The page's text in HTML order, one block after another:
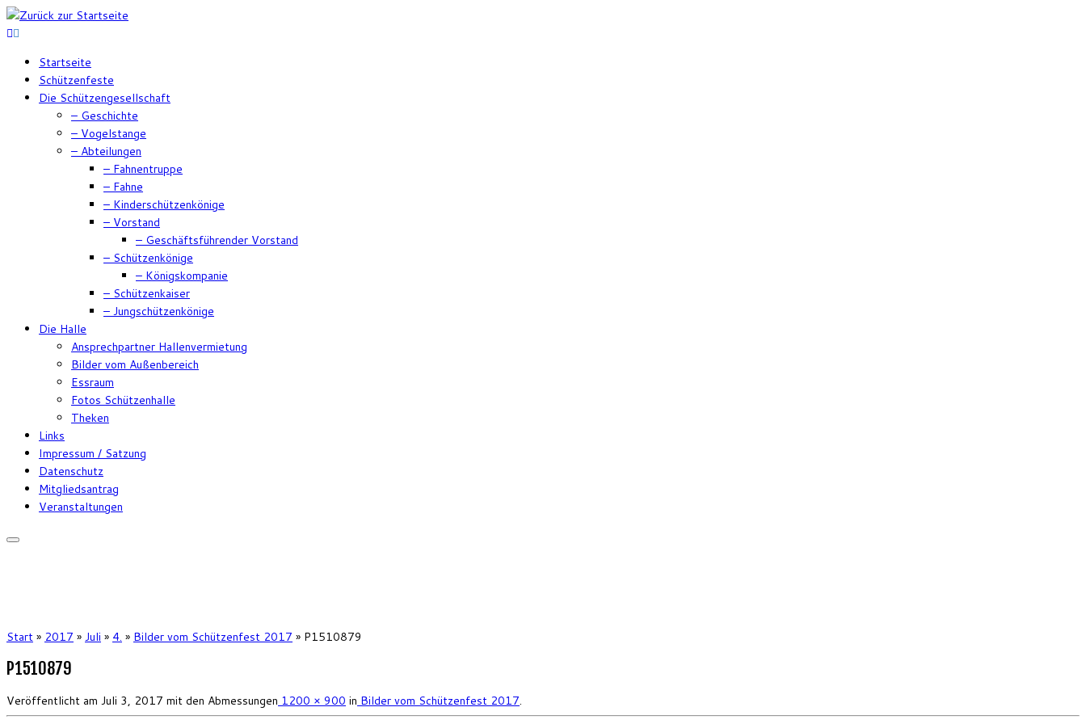
Zum
Inhalt
Startseite
Schützenfeste
Die Schützengesellschaft
– Geschichte
– Vogelstange
– Abteilungen
– Fahnentruppe
– Fahne
– Kinderschützenkönige
– Vorstand
– Geschäftsführender Vorstand
– Schützenkönige
– Königskompanie
– Schützenkaiser
– Jungschützenkönige
Die Halle
Ansprechpartner Hallenvermietung
Bilder vom Außenbereich
Essraum
Fotos Schützenhalle
Theken
Links
Impressum / Satzung
Datenschutz
Mitgliedsantrag
Veranstaltungen
Start » 2017 » Juli » 4. » Bilder vom Schützenfest 2017 » P1510879
P1510879
Veröffentlicht am Juli 3, 2017 mit den Abmessungen 1200 × 900 in Bilder vom Schützenfest 2017.